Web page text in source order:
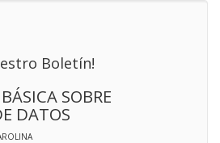
Boletín!
SOBRE
DATOS